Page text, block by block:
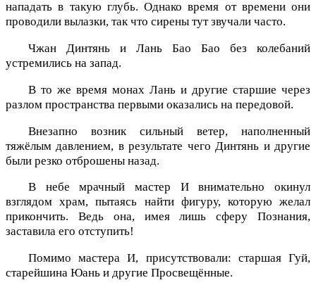
нападать в такую глубь. Однако время от времени они
проводили вылазки, так что сирены тут звучали часто.
Чжан Динтянь и Лань Бао Бао без колебаний
устремились на запад.
В то же время монах Лань и другие старшие через
разлом пространства первыми оказались на передовой.
Внезапно возник сильный ветер, наполненный
тяжёлым давлением, в результате чего Динтянь и другие
были резко отброшены назад.
В небе мрачный мастер И внимательно окинул
взглядом храм, пытаясь найти фигуру, которую желал
прикончить. Ведь она, имея лишь сферу Познания,
заставила его отступить!
Помимо мастера И, присутствовали: старшая Гуй,
старейшина Юань и другие Просвещённые.